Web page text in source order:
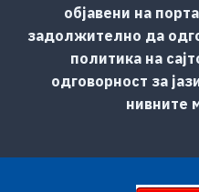
објавени на
задолжително да
политика на
одговорност за
нивните